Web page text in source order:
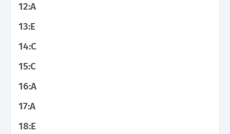
12:A
13:E
14:C
15:C
16:A
17:A
18:E